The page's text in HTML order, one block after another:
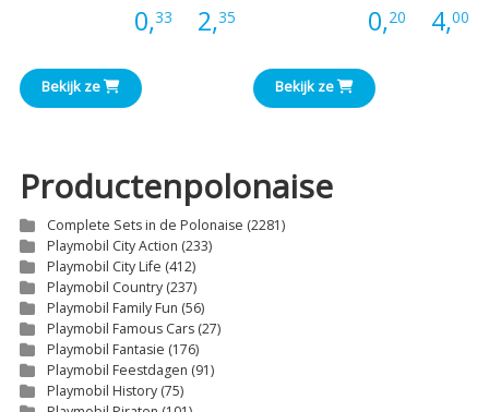
0,33 2,35Prijsklasse:
€0,33
tot
Bekijk ze
0,20 4,00
Bekijk ze
Productenpolonaise
Complete Sets in de Polonaise (2281)
Playmobil City Action (233)
Playmobil City Life (412)
Playmobil Country (237)
Playmobil Family Fun (56)
Playmobil Famous Cars (27)
Playmobil Fantasie (176)
Playmobil Feestdagen (91)
Playmobil History (75)